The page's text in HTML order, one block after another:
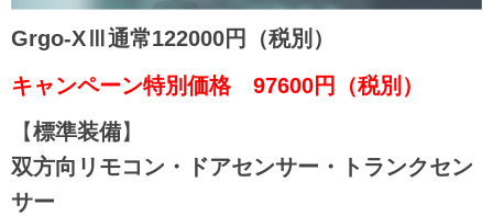
Grgo-XⅢ 通常122000円（税別）
キャンペーン特別価格 97600円（税別）
【標準装備】
双方向リモコン・ドアセンサー・トランクセン
サー